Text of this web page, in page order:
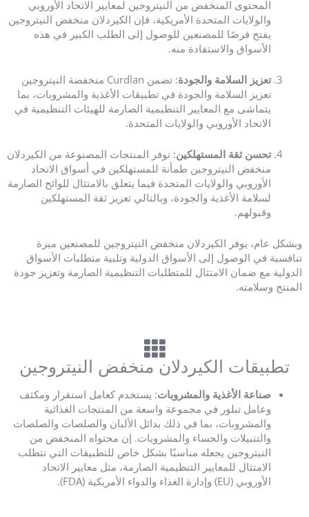
المحتوى المنخفض من النيتروجين لمعايير الاتحاد الأوروبي
والولايات المتحدة الأمريكية، فإن الكيردلان منخفض النيتروجين
يفتح فرصًا للمصنعين للوصول إلى الطلب الكبير في هذه
الأسواق والاستفادة منه.
تعزيز السلامة والجودة
: تضمن Curdlan منخفضة النيتروجين
تعزيز السلامة والجودة في تطبيقات الأغذية والمشروبات، بما
يتماشى مع المعايير التنظيمية الصارمة للهيئات التنظيمية في
الاتحاد الأوروبي والولايات المتحدة.
تحسن ثقة المستهلكين: توفر المنتجات المصنوعة من الكيردلان
منخفض النيتروجين طمأنة للمستهلكين في أسواق الاتحاد
الأوروبي والولايات المتحدة فيما يتعلق بالامتثال للوائح الصارمة
لسلامة الأغذية والجودة، وبالتالي تعزيز ثقة المستهلكين
وقبولهم.
وبشكل عام، يوفر الكيردلان منخفض النيتروجين للمصنعين ميزة
تنافسية في الوصول إلى الأسواق الدولية وتلبية متطلبات الأسواق
الدولية مع ضمان الامتثال للمتطلبات التنظيمية الصارمة وتعزيز جودة
المنتج وسلامته.
تطبيقات الكيردلان منخفض النيتروجين
صناعة الأغذية والمشروبات: يستخدم كعامل استقرار ومكثف
وعامل تبلور في مجموعة واسعة من المنتجات الغذائية
والمشروبات، بما في ذلك بدائل الألبان والصلصات والصلصات
والتتبيلات والحساء والمشروبات. إن محتواه المنخفض من
النيتروجين يجعله مناسبًا بشكل خاص للتطبيقات التي تتطلب
الامتثال للمعايير التنظيمية الصارمة، مثل معايير الاتحاد
الأوروبي (EU) وإدارة الغذاء والدواء الأمريكية (FDA).